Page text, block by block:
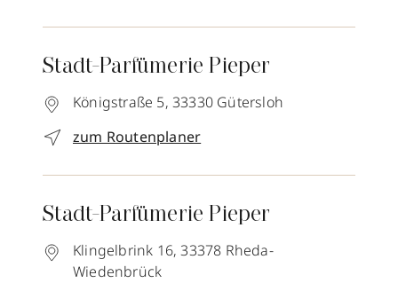
Stadt-Parfümerie Pieper
Königstraße 5, 33330 Gütersloh
zum Routenplaner
Stadt-Parfümerie Pieper
Klingelbrink 16, 33378 Rheda-
Wiedenbrück